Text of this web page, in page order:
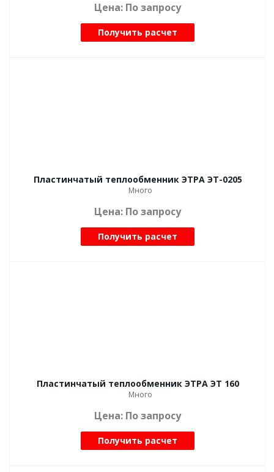
Цена: По запросу
Получить расчет
Пластинчатый теплообменник ЭТРА ЭТ-0205
Много
Цена: По запросу
Получить расчет
Пластинчатый теплообменник ЭТРА ЭТ 160
Много
Цена: По запросу
Получить расчет